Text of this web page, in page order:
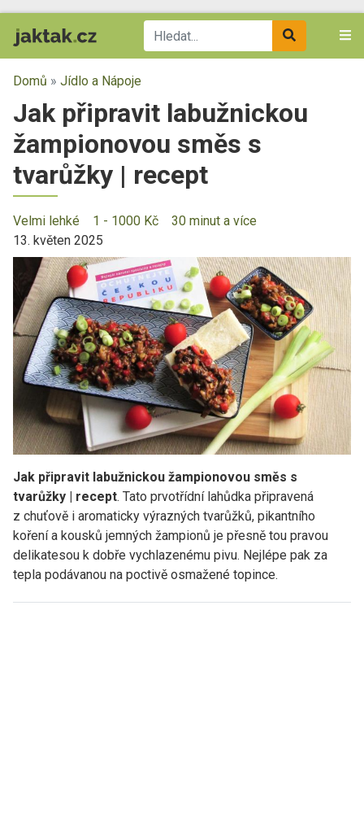
Domů » Jídlo a Nápoje
Jak připravit labužnickou
žampionovou směs s
tvarůžky | recept
Velmi lehké 1 - 1000 Kč
30 minut a více
13. květen 2025
Jak připravit labužnickou žampionovou směs s
tvarůžky | recept. Tato prvotřídní lahůdka připravená
z chuťově i aromaticky výrazných tvarůžků, pikantního
koření a kousků jemných žampionů je přesně tou pravou
delikatesou k dobře vychlazenému pivu. Nejlépe pak za
tepla podávanou na poctivě osmažené topince.